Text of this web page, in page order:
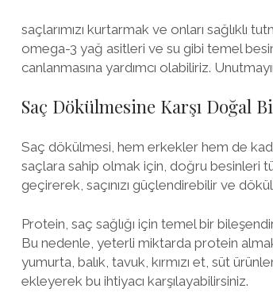
saçlarımızı kurtarmak ve onları sağlıklı
omega-3 yağ asitleri ve su gibi temel
canlanmasına yardımcı olabiliriz.
Saç Dökülmesine Karşı Doğal
Saç dökülmesi, hem erkekler hem de
saçlara sahip olmak için, doğru besinleri
geçirerek, saçınızı güçlendirebilir ve
Protein, saç sağlığı için temel bir
Bu nedenle, yeterli miktarda protein almak
yumurta, balık, tavuk, kırmızı et, süt
ekleyerek bu ihtiyacı karşılayabilirsiniz.